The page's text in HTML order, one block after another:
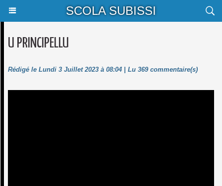
SCOLA SUBISSI
U PRINCIPELLU
Rédigé le Lundi 3 Juillet 2023 à 08:04 | Lu 369 commentaire(s)